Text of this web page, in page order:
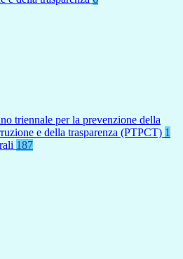
triennale per la prevenzione della
e della trasparenza (PTPCT) 1
187